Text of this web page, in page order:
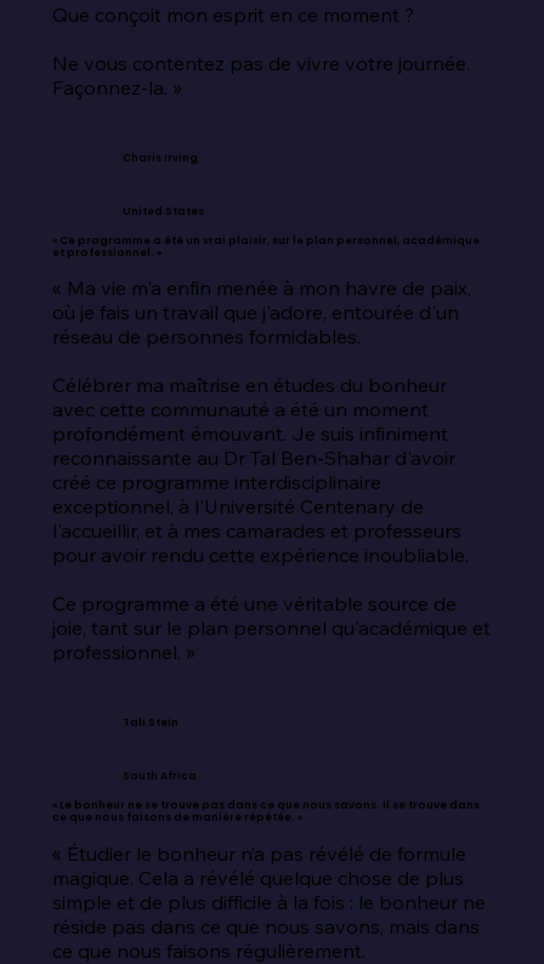
Que conçoit mon esprit en ce moment ?
Ne vous contentez pas de vivre votre journée.
Façonnez-la. »
Charis Irving
United States
« Ce programme a été un vrai plaisir, sur le plan personnel, académique
et professionnel. »
« Ma vie m'a enfin menée à mon havre de paix,
où je fais un travail que j'adore, entourée d'un
réseau de personnes formidables.
Célébrer ma maîtrise en études du bonheur
avec cette communauté a été un moment
profondément émouvant. Je suis infiniment
reconnaissante au Dr Tal Ben-Shahar d'avoir
créé ce programme interdisciplinaire
exceptionnel, à l'Université Centenary de
l'accueillir, et à mes camarades et professeurs
pour avoir rendu cette expérience inoubliable.
Ce programme a été une véritable source de
joie, tant sur le plan personnel qu'académique et
professionnel. »
Tali Stein
South Africa
« Le bonheur ne se trouve pas dans ce que nous savons. Il se trouve dans
ce que nous faisons de manière répétée. »
« Étudier le bonheur n’a pas révélé de formule
magique. Cela a révélé quelque chose de plus
simple et de plus difficile à la fois : le bonheur ne
réside pas dans ce que nous savons, mais dans
ce que nous faisons régulièrement.